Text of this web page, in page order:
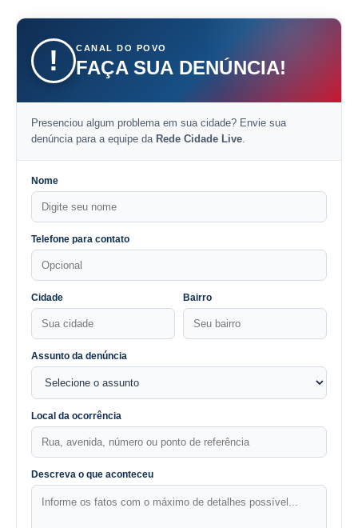
! CANAL DO POVO
FAÇA SUA DENÚNCIA!
Presenciou algum problema em sua cidade? Envie sua
denúncia para a equipe da Rede Cidade Live.
Nome
Telefone para contato
Cidade Bairro
Assunto da denúncia
Local da ocorrência
Descreva o que aconteceu